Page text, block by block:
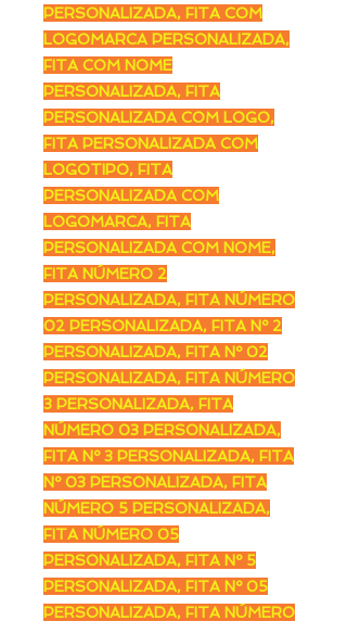
PERSONALIZADA, FITA COM
LOGOMARCA PERSONALIZADA,
FITA COM NOME
PERSONALIZADA, FITA
PERSONALIZADA COM LOGO,
FITA PERSONALIZADA COM
LOGOTIPO, FITA
PERSONALIZADA COM
LOGOMARCA, FITA
PERSONALIZADA COM NOME,
FITA NÚMERO 2
PERSONALIZADA, FITA NÚMERO
02 PERSONALIZADA, FITA Nº 2
PERSONALIZADA, FITA Nº 02
PERSONALIZADA, FITA NÚMERO
3 PERSONALIZADA, FITA
NÚMERO 03 PERSONALIZADA,
FITA Nº 3 PERSONALIZADA, FITA
Nº 03 PERSONALIZADA, FITA
NÚMERO 5 PERSONALIZADA,
FITA NÚMERO 05
PERSONALIZADA, FITA Nº 5
PERSONALIZADA, FITA Nº 05
PERSONALIZADA, FITA NÚMERO